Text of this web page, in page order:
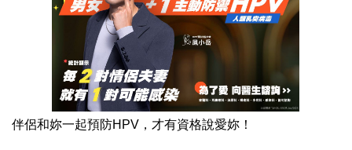
伴侶和妳一起預防HPV，才有資格說愛妳！